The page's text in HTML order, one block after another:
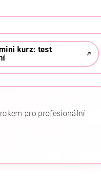
kurz: test
pro profesionální